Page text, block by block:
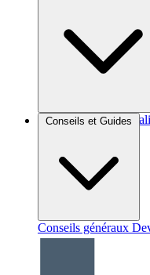
Brèves et actus
Conseils et Guides
Conseils généraux